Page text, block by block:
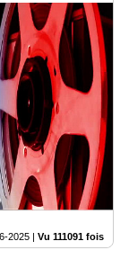
2025 Vu 111091 fois